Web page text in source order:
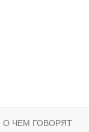
О ЧЕМ ГОВОРЯТ